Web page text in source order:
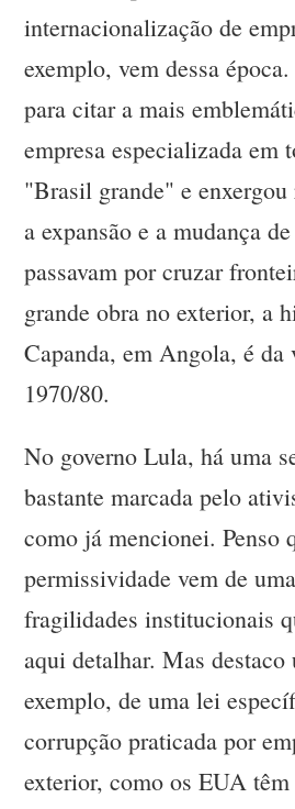
internacionalização de
exemplo, vem dessa
para citar a mais
empresa especializada em
"Brasil grande" e enxergou
a expansão e a mudança
passavam por cruzar
grande obra no exterior, a
Capanda, em Angola, é da
1970/80.
No governo Lula, há uma
bastante marcada pelo
como já mencionei. Penso
permissividade vem de
fragilidades institucionais
aqui detalhar. Mas
exemplo, de uma lei
corrupção praticada por
exterior, como os EUA